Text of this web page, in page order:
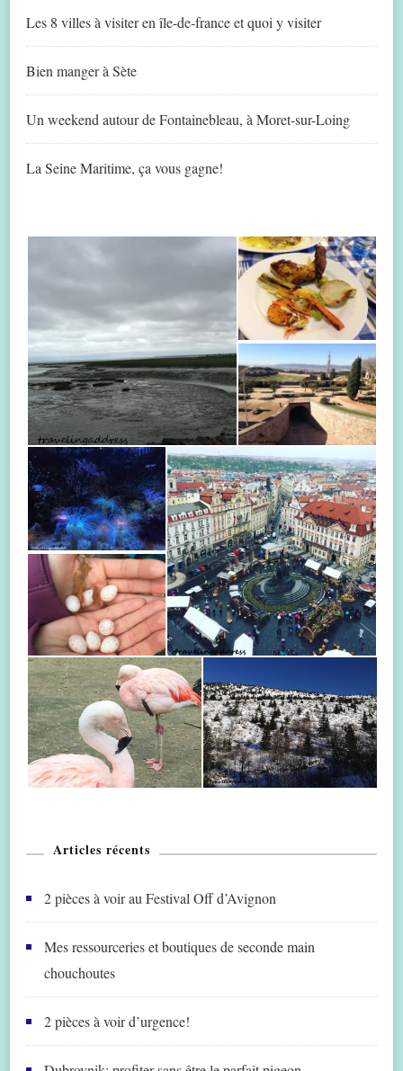
Les 8 villes à visiter en île-de-france et quoi y visiter
Bien manger à Sète
Un weekend autour de Fontainebleau, à Moret-sur-Loing
La Seine Maritime, ça vous gagne!
Articles récents
2 pièces à voir au Festival Off d’Avignon
Mes ressourceries et boutiques de seconde main
chouchoutes
2 pièces à voir d’urgence!